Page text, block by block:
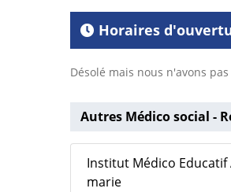
Horaires
Désolé mais nous n'avons
Autres Médico social -
Institut Médico Educatif
marie